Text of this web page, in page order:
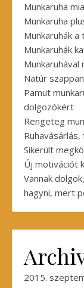
Munkaruha
Munkaruha
Munkaruhák
Munkaruhák
Natúr
Pamut
dolgozókért
Rengeteg
Ruhavásárlás,
Sikerült
Új motivációt
Vannak
hagyni, mert
2015.